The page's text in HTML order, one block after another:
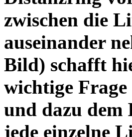
zwischen die
auseinander
Bild) schafft
wichtige
und dazu dem
jede einzelne